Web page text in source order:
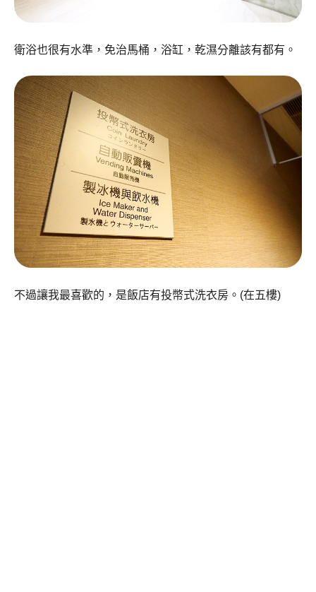
衛浴也很有水準，免治馬桶，浴缸，乾濕分離該有都有。
不過讓我最喜歡的，是飯店有投幣式洗衣房。(在五樓)